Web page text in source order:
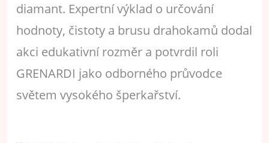
diamant. Expertní výklad o určování
hodnoty, čistoty a brusu drahokamů dodal
akci edukativní rozměr a potvrdil roli
GRENARDI jako odborného průvodce
světem vysokého šperkařství.